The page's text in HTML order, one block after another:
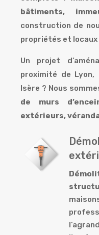
bâtiments,
construction de
propriétés et
Un projet
proximité de Lyon,
Isère ? Nous
de murs
extérieurs,